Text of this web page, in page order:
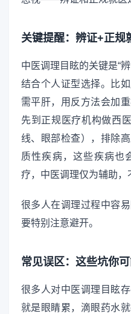
关键提醒：辨证+正规
中医调理目眩的关键是“
结合个人证型选择。比
需平肝，用反方法会加
先到正规医疗机构做西
线、眼部检查），排除
质性疾病，这些疾病也
疗，中医调理仅为辅助，
很多人在调理过程中容
要特别注意避开。
常见误区：这些坑你
很多人对中医调理目眩
就是眼睛累，滴眼药水